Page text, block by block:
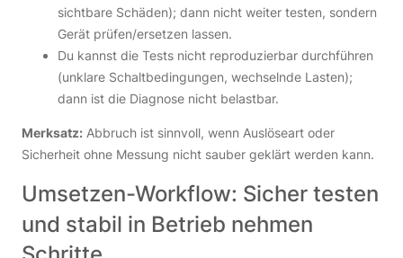
sichtbare Schäden); dann nicht weiter testen, sondern
Gerät prüfen/ersetzen lassen.
Du kannst die Tests nicht reproduzierbar durchführen
(unklare Schaltbedingungen, wechselnde Lasten);
dann ist die Diagnose nicht belastbar.
Merksatz: Abbruch ist sinnvoll, wenn Auslöseart oder
Sicherheit ohne Messung nicht sauber geklärt werden kann.
Umsetzen-Workflow: Sicher testen
und stabil in Betrieb nehmen